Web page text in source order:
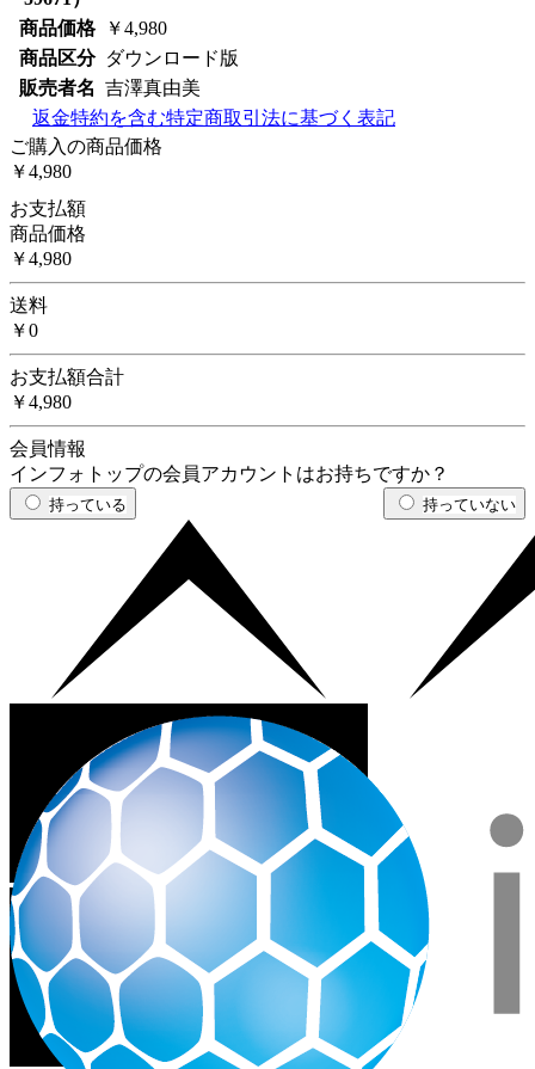
商品価格
￥4,980
商品区分
ダウンロード版
販売者名 吉澤真由美
返金特約を含む特定商取引法に基づく表記
ご購入の商品価格
￥4,980
お支払額
商品価格
￥4,980
送料
￥0
お支払額合計
￥4,980
会員情報
インフォトップの会員アカウントはお持ちですか？
持っている 持っていない